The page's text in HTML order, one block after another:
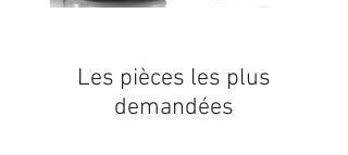
Les pièces les plus
demandées